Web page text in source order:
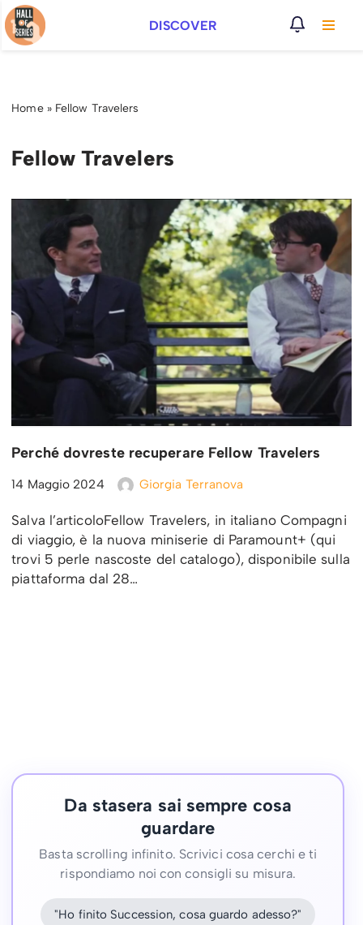
Vai
DISCOVER
Home» Fellow Travelers
Fellow Travelers
Perché dovreste recuperare Fellow Travelers
14 Maggio 2024 Giorgia Terranova
Salva l’articoloFellow Travelers, in italiano Compagni
di viaggio, è la nuova miniserie di Paramount+ (qui
trovi 5 perle nascoste del catalogo), disponibile sulla
piattaforma dal 28…
Da stasera sai sempre cosa
guardare
Basta scrolling infinito. Scrivici cosa cerchi e ti
rispondiamo noi con consigli su misura.
"Ho finito Succession, cosa guardo adesso?"